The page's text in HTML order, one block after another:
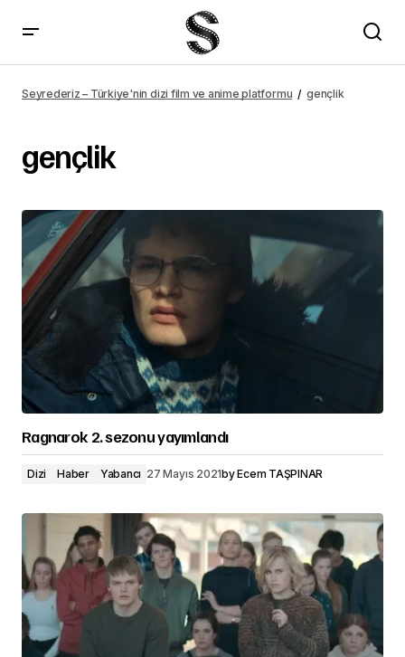
Seyrederiz – Türkiye'nin dizi film ve anime platformu gençlik
gençlik
Ragnarok 2. sezonu yayımlandı
Dizi Haber Yabancı 27 Mayıs 2021byEcem TAŞPINAR